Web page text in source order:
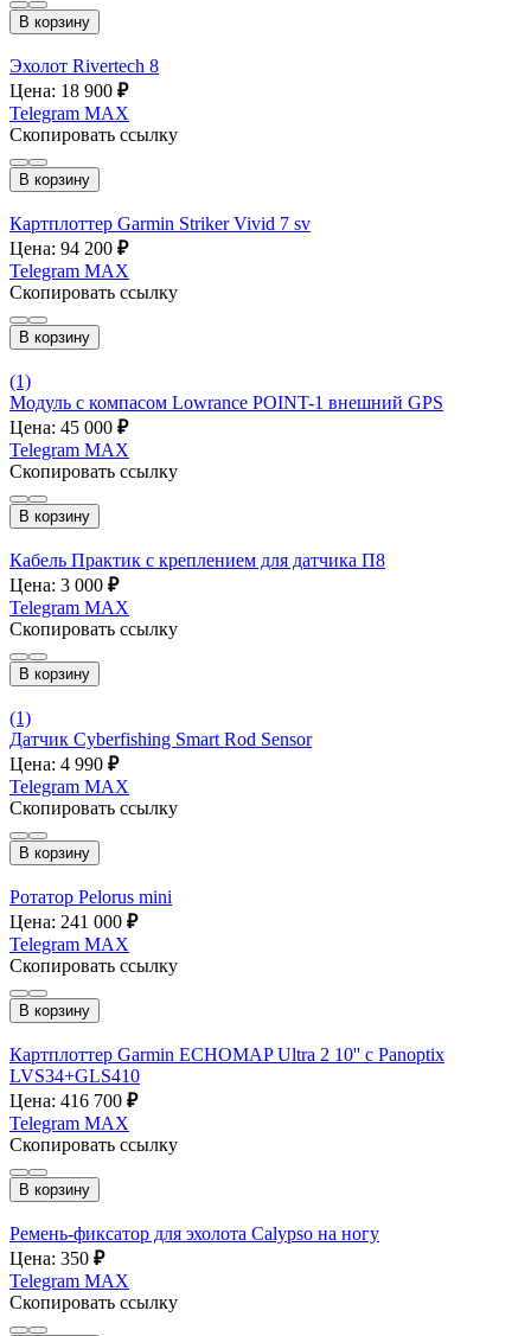
В корзину
Эхолот Rivertech 8
Цена: 18 900 ₽
Telegram MAX
Скопировать ссылку
В корзину
Картплоттер Garmin Striker Vivid 7 sv
Цена: 94 200 ₽
Telegram MAX
Скопировать ссылку
В корзину
(1)
Модуль с компасом Lowrance POINT-1 внешний GPS
Цена: 45 000 ₽
Telegram MAX
Скопировать ссылку
В корзину
Кабель Практик с креплением для датчика П8
Цена: 3 000 ₽
Telegram MAX
Скопировать ссылку
В корзину
(1)
Датчик Cyberfishing Smart Rod Sensor
Цена: 4 990 ₽
Telegram MAX
Скопировать ссылку
В корзину
Ротатор Pelorus mini
Цена: 241 000 ₽
Telegram MAX
Скопировать ссылку
В корзину
Картплоттер Garmin ECHOMAP Ultra 2 10'' с Panoptix
LVS34+GLS410
Цена: 416 700 ₽
Telegram MAX
Скопировать ссылку
В корзину
Ремень-фиксатор для эхолота Calypso на ногу
Цена: 350 ₽
Telegram MAX
Скопировать ссылку